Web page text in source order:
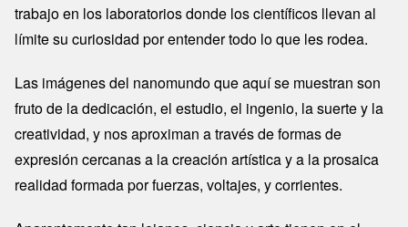
trabajo en los laboratorios donde los científicos llevan al
límite su curiosidad por entender todo lo que les rodea.
Las imágenes del nanomundo que aquí se muestran son
fruto de la dedicación, el estudio, el ingenio, la suerte y la
creatividad, y nos aproximan a través de formas de
expresión cercanas a la creación artística y a la prosaica
realidad formada por fuerzas, voltajes, y corrientes.